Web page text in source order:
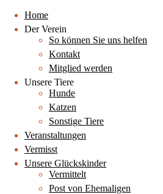
Home
Der Verein
So können Sie uns helfen
Kontakt
Mitglied werden
Unsere Tiere
Hunde
Katzen
Sonstige Tiere
Veranstaltungen
Vermisst
Unsere Glückskinder
Vermittelt
Post von Ehemaligen